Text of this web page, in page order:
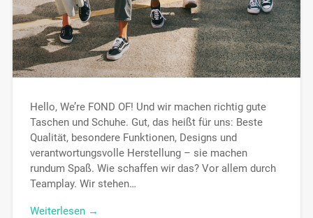
Hello, We’re FOND OF! Und wir machen richtig gute
Taschen und Schuhe. Gut, das heißt für uns: Beste
Qualität, besondere Funktionen, Designs und
verantwortungsvolle Herstellung – sie machen
rundum Spaß. Wie schaffen wir das? Vor allem durch
Teamplay. Wir stehen…
Weiterlesen →